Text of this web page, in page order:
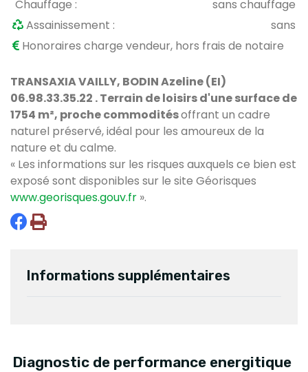
Chauffage :
sans chauffage
Assainissement :
sans
Honoraires charge vendeur, hors frais de notaire
TRANSAXIA VAILLY, BODIN Azeline (EI)
06.98.33.35.22 . Terrain de loisirs d'une surface de
1754 m², proche commoditésoffrant un cadre
naturel préservé, idéal pour les amoureux de la
nature et du calme.
« Les informations sur les risques auxquels ce bien est
exposé sont disponibles sur le site Géorisques
www.georisques.gouv.fr ».
Informations supplémentaires
Diagnostic de performance energitique